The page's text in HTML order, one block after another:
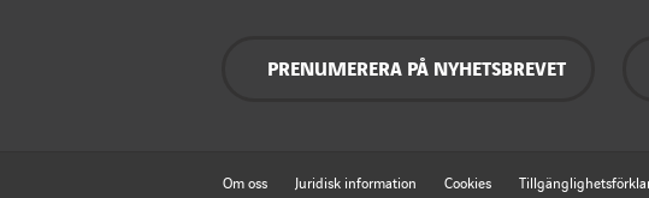
PRENUMERERA PÅ NYHETSBREVET
Om oss Juridisk information Cookies